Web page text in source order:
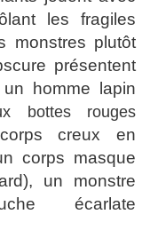
les fragiles
monstres plutôt
présentent
homme lapin
bottes rouges
creux en
corps masque
un monstre
écarlate